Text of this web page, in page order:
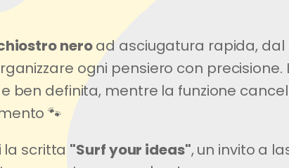
neroad asciugatura rapida, dal
ogni pensiero con
ben definita, mentre la funzione
🐾
la scritta "Surf your ideas", un invito a